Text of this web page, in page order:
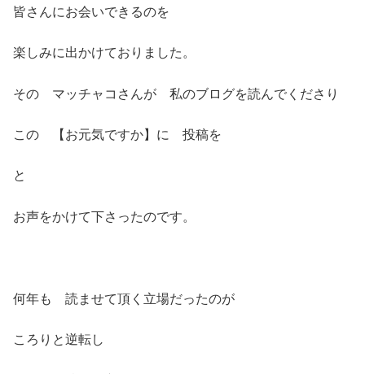
皆さんにお会いできるのを
楽しみに出かけておりました。
その マッチャコさんが 私のブログを読んでくださり
この 【お元気ですか】に 投稿を
と
お声をかけて下さったのです。
何年も 読ませて頂く立場だったのが
ころりと逆転し